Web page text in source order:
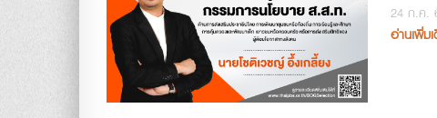
24 ก.ค.
อ่านเพิ่ม